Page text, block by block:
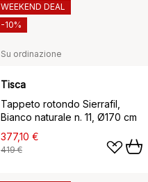
Su ordinazione
Tisca
Tappeto rotondo Sierrafil,
Bianco naturale n. 11, Ø170 cm
377,10 €
419 €
WEEKEND DEAL
-10%